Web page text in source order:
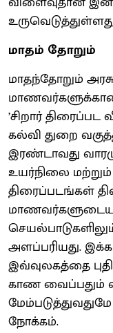
மாதம் தோறும்
மாதந்தோறும்
’சிறார்
கல்வி துறை
இரண்டாவது
உயர்நிலை
திரைப்படங்கள்
மாணவர்களுடைய
அளப்பரியது.
இவ்வுலகத்தை
காண வைப்பதும்
நோக்கம்.